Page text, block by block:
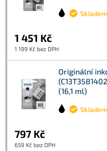
1 451 Kč
1 199 Kč bez DPH
Originální
(16,1 ml)
797 Kč
659 Kč bez DPH